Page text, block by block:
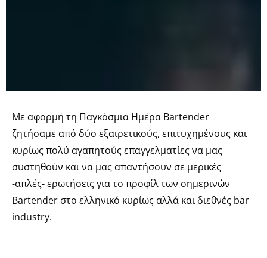
Με αφορμή τη Παγκόσμια Ημέρα Bartender
ζητήσαμε από δύο εξαιρετικούς, επιτυχημένους και
κυρίως πολύ αγαπητούς επαγγελματίες να μας
συστηθούν και να μας απαντήσουν σε μερικές
-απλές- ερωτήσεις για το προφίλ των σημερινών
Bartender στο ελληνικό κυρίως αλλά και διεθνές bar
industry.